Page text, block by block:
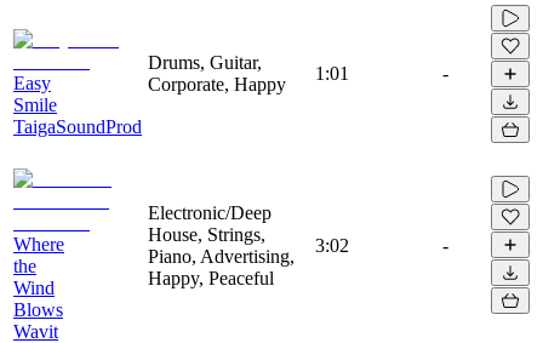
Easy
Smile
TaigaSoundProd
Drums, Guitar,
Corporate, Happy
1:01 -
Where
the
Wind
Blows
Wavit
Electronic/Deep
House, Strings,
Piano, Advertising,
Happy, Peaceful
3:02 -